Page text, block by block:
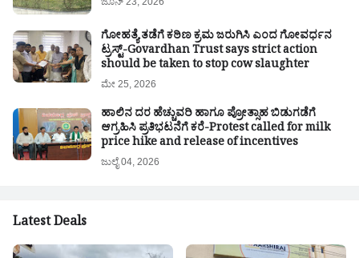
ಗೋಹತ್ಯೆ ತಡೆಗೆ ಕಠಿಣ ಕ್ರಮ ಜರುಗಿಸಿ ಎಂದ ಗೋವರ್ಧನ
ಟ್ರಸ್ಟ್-Govardhan Trust says strict action
should be taken to stop cow slaughter
ಮೇ 25, 2026
ಹಾಲಿನ ದರ ಹೆಚ್ಚುವರಿ ಹಾಗೂ ಪ್ರೋತ್ಸಾಹ ಬಿಡುಗಡೆಗೆ
ಆಗ್ರಹಿಸಿ ಪ್ರತಿಭಟನೆಗೆ ಕರೆ-Protest called for milk
price hike and release of incentives
ಜುಲೈ 04, 2026
Latest Deals